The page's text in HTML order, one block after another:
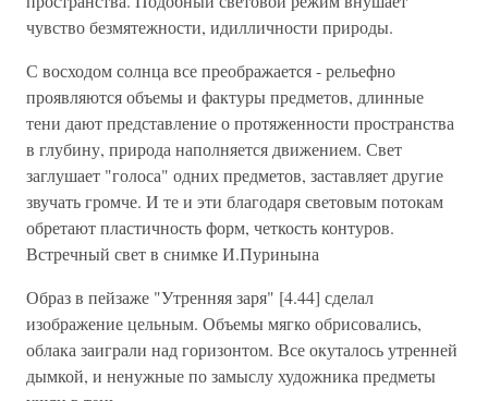
чувство безмятежности, идилличности природы.
С восходом солнца все преображается - рельефно
проявляются объемы и фактуры предметов, длинные
тени дают представление о протяженности пространства
в глубину, природа наполняется движением. Свет
заглушает "голоса" одних предметов, заставляет другие
звучать громче. И те и эти благодаря световым потокам
обретают пластичность форм, четкость контуров.
Встречный свет в снимке И.Пуринына
Образ в пейзаже "Утренняя заря" [4.44] сделал
изображение цельным. Объемы мягко обрисовались,
облака заиграли над горизонтом. Все окуталось утренней
дымкой, и ненужные по замыслу художника предметы